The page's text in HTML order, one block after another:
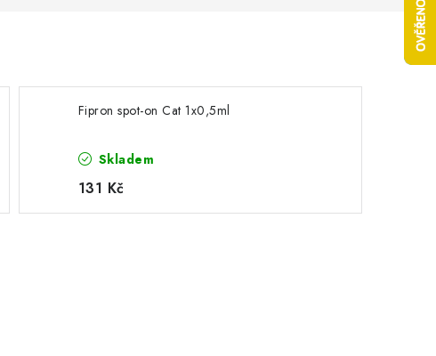
Fipron spot-on Cat 1x0,5ml
Skladem
131 Kč